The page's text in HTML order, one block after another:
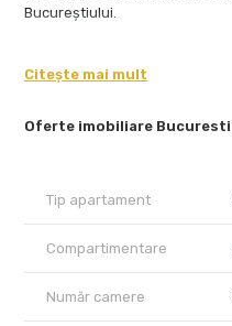
Oferte imobiliare Bucuresti
Bucureștiului.
spectaculoasă, spații
Proprietatea are o suprafață
este deschisă și aerisită, cu
Locuința se închiriază
premium, încălzire prin
Citește mai mult
Tip apartament
Compartimentare
Număr camere